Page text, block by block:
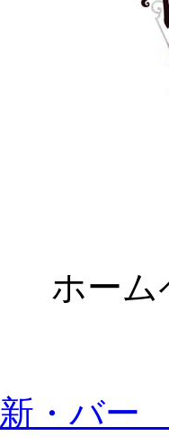
ホーム
新・バー